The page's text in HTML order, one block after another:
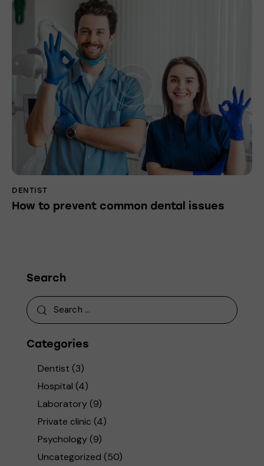
DENTIST
How to prevent common dental issues
Search
Categories
Dentist (3)
Hospital (4)
Laboratory (9)
Private clinic (4)
Psychology (9)
Uncategorized (50)